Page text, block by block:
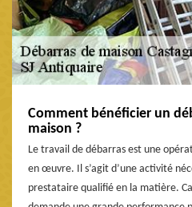
Comment bénéficier un
maison ?
Le travail de débarras est une
en œuvre. Il s’agit d’une activité
prestataire qualifié en la matière.